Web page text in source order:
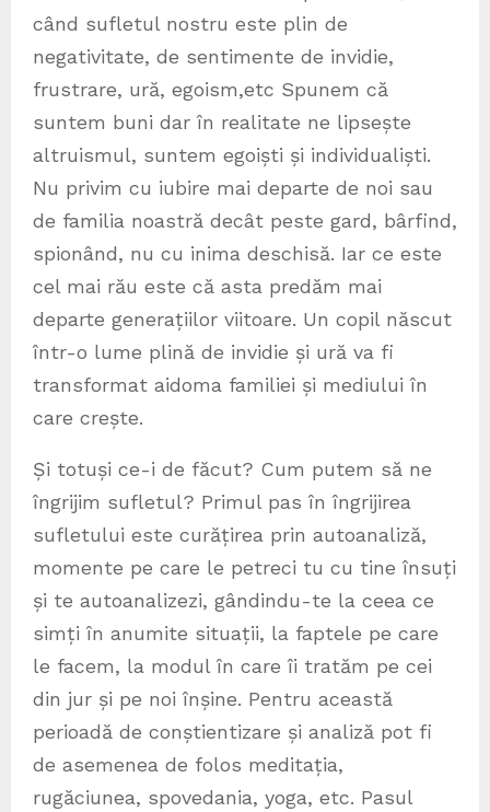
când sufletul nostru este plin de
negativitate, de sentimente de invidie,
frustrare, ură, egoism,etc Spunem că
suntem buni dar în realitate ne lipsește
altruismul, suntem egoiști și individualiști.
Nu privim cu iubire mai departe de noi sau
de familia noastră decât peste gard, bârfind,
spionând, nu cu inima deschisă. Iar ce este
cel mai rău este că asta predăm mai
departe generațiilor viitoare. Un copil născut
într-o lume plină de invidie și ură va fi
transformat aidoma familiei și mediului în
care crește.
Și totuși ce-i de făcut? Cum putem să ne
îngrijim sufletul? Primul pas în îngrijirea
sufletului este curățirea prin autoanaliză,
momente pe care le petreci tu cu tine însuți
și te autoanalizezi, gândindu-te la ceea ce
simți în anumite situații, la faptele pe care
le facem, la modul în care îi tratăm pe cei
din jur și pe noi înșine. Pentru această
perioadă de conștientizare și analiză pot fi
de asemenea de folos meditația,
rugăciunea, spovedania, yoga, etc. Pasul